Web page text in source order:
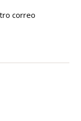
correo